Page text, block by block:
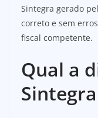
Sintegra gerado
correto e sem
fiscal competente.
Qual a
Sintegra